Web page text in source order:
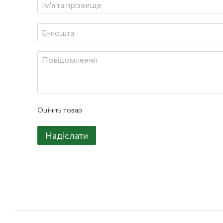
Оцініть товар
Надіслати